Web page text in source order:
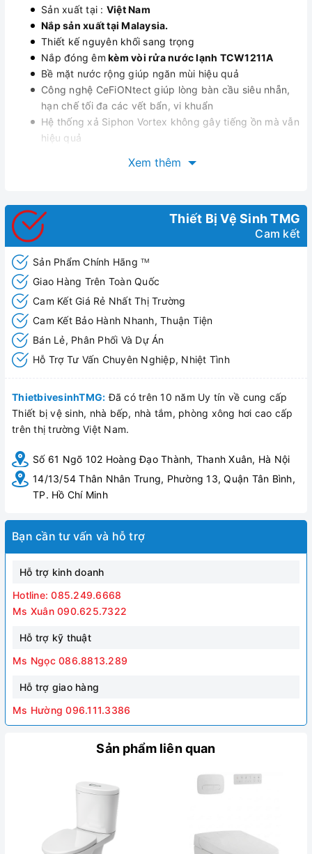
Sản xuất tại : Việt Nam
Nắp sản xuất tại Malaysia.
Thiết kế nguyên khối sang trọng
Nắp đóng êm kèm vòi rửa nước lạnh TCW1211A
Bề mặt nước rộng giúp ngăn mùi hiệu quả
Công nghệ CeFiONtect giúp lòng bàn cầu siêu nhẵn,
hạn chế tối đa các vết bẩn, vi khuẩn
Hệ thống xả Siphon Vortex không gây tiếng ồn mà vẫn
hiệu quả
Xem thêm
Thiết Bị Vệ Sinh TMG
Cam kết
Sản Phẩm Chính Hãng TM
Giao Hàng Trên Toàn Quốc
Cam Kết Giá Rẻ Nhất Thị Trường
Cam Kết Bảo Hành Nhanh, Thuận Tiện
Bán Lẻ, Phân Phối Và Dự Án
Hỗ Trợ Tư Vấn Chuyên Nghiệp, Nhiệt Tình
ThietbivesinhTMG: Đã có trên 10 năm Uy tín về cung cấp
Thiết bị vệ sinh, nhà bếp, nhà tắm, phòng xông hơi cao cấp
trên thị trường Việt Nam.
Số 61 Ngõ 102 Hoàng Đạo Thành, Thanh Xuân, Hà Nội
14/13/54 Thân Nhân Trung, Phường 13, Quận Tân Bình,
TP. Hồ Chí Minh
Bạn cần tư vấn và hỗ trợ
Hỗ trợ kinh doanh
Hotline: 085.249.6668
Ms Xuân 090.625.7322
Hỗ trợ kỹ thuật
Ms Ngọc 086.8813.289
Hỗ trợ giao hàng
Ms Hường 096.111.3386
Sản phẩm liên quan